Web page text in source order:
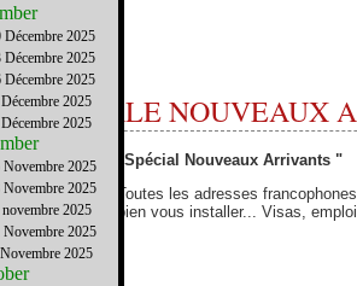
A propos de The French
SPECIALE NOUVEAUX
"Spécial Nouveaux Arrivants "
Toutes les adresses
bien vous installer... Visas,
2025
2025
2025
2025
2025
2025
2025
2025
2025
2025